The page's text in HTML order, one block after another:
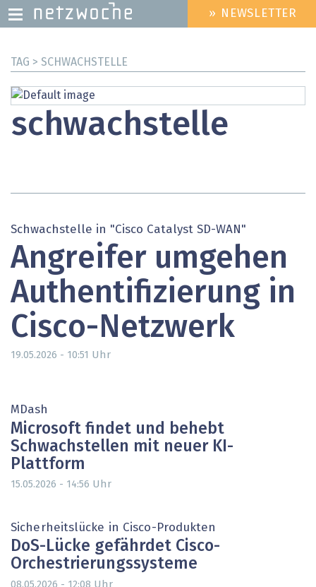
zum
HEADER
MENU
» NEWSLETTER
TAG > SCHWACHSTELLE
schwachstelle
Schwachstelle in "Cisco Catalyst SD-WAN"
Angreifer umgehen
Authentifizierung in
Cisco-Netzwerk
19.05.2026 - 10:51 Uhr
MDash
Microsoft findet und behebt
Schwachstellen mit neuer KI-
Plattform
15.05.2026 - 14:56 Uhr
Sicherheitslücke in Cisco-Produkten
DoS-Lücke gefährdet Cisco-
Orchestrierungssysteme
08.05.2026 - 12:08 Uhr